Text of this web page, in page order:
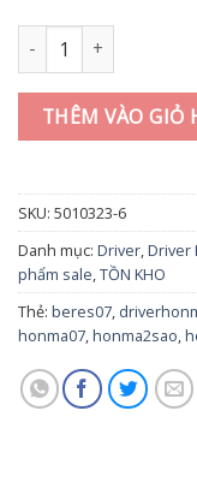
Gậy golf Driver
THÊM VÀO GIỎ
SKU: 5010323-6
Danh mục: Driver,Driver
phẩm sale,TỒN KHO
Thẻ: beres07,
honma07,honma2sao,